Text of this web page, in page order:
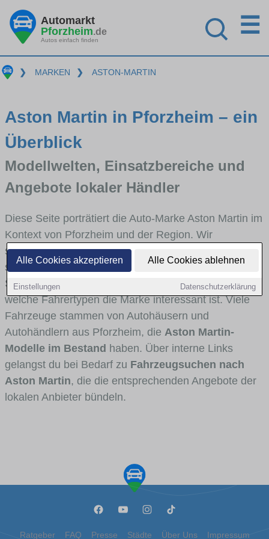
Alle Cookies akzeptieren Alle Cookies ablehnen
Einstellungen Datenschutzerklärung
Automarkt
Pforzheim.de
Autos einfach finden
☰
❯ MARKEN ❯ ASTON-MARTIN
Aston Martin in Pforzheim – ein
Überblick
Modellwelten, Einsatzbereiche und
Angebote lokaler Händler
Diese Seite porträtiert die Auto-Marke Aston Martin im
Kontext von Pforzheim und der Region. Wir
skizzieren, in welchen Fahrzeugklassen Aston Martin
stark vertreten ist, welche Modellreihen häufig im
Stadt- und Umlandverkehr zu sehen sind und für
welche Fahrertypen die Marke interessant ist. Viele
Fahrzeuge stammen von Autohäusern und
Autohändlern aus Pforzheim, die Aston Martin-
Modelle im Bestand haben. Über interne Links
gelangst du bei Bedarf zu Fahrzeugsuchen nach
Aston Martin, die die entsprechenden Angebote der
lokalen Anbieter bündeln.
Ratgeber FAQ Presse Städte Über Uns Impressum